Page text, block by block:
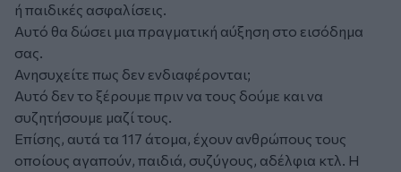
ή παιδικές ασφαλίσεις.
Αυτό θα δώσει μια πραγματική αύξηση στο εισόδημα
σας.
Ανησυχείτε πως δεν ενδιαφέρονται;
Αυτό δεν το ξέρουμε πριν να τους δούμε και να
συζητήσουμε μαζί τους.
Επίσης, αυτά τα 117 άτομα, έχουν ανθρώπους τους
οποίους αγαπούν, παιδιά, συζύγους, αδέλφια κτλ. Η